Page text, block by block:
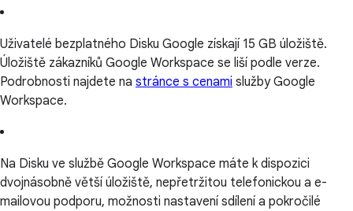
Uživatelé bezplatného Disku Google získají 15 GB úložiště.
Úložiště zákazníků Google Workspace se liší podle verze.
Podrobnosti najdete na stránce s cenami služby Google
Workspace.
Na Disku ve službě Google Workspace máte k dispozici
dvojnásobně větší úložiště, nepřetržitou telefonickou a e-
mailovou podporu, možnosti nastavení sdílení a pokročilé